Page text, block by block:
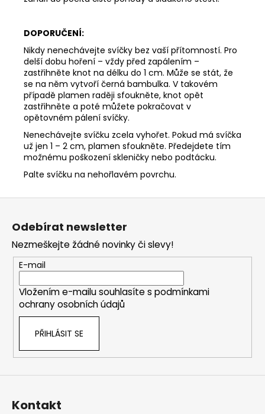
DOPORUČENÍ:
Nikdy nenechávejte svíčky bez vaší přítomností. Pro
delší dobu hoření – vždy před zapálením –
zastřihněte knot na délku do 1 cm. Může se stát, že
se na něm vytvoří černá bambulka. V takovém
případě plamen raději sfoukněte, knot opět
zastřihněte a poté můžete pokračovat v
opětovném pálení svíčky.
Nenechávejte svíčku zcela vyhořet. Pokud má svíčka
už jen 1 – 2 cm, plamen sfoukněte. Předejdete tím
možnému poškození skleničky nebo podtácku.
Palte svíčku na nehořlavém povrchu.
Z
Odebírat newsletter
Nezmeškejte žádné novinky či slevy!
E-mail
Vložením e-mailu souhlasíte s podmínkami
ochrany osobních údajů
PŘIHLÁSIT SE
Kontakt